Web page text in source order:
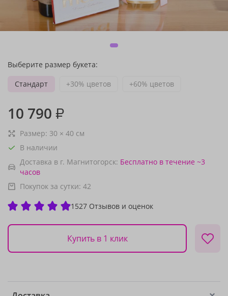
Выберите размер букета:
Стандарт
+30% цветов +60% цветов
10 790 ₽
Размер: 30 × 40 см
В наличии
Доставка в г. Магнитогорск: Бесплатно в течение ~3
часов
Покупок за сутки: 42
1527 Отзывов и оценок
Купить в 1 клик